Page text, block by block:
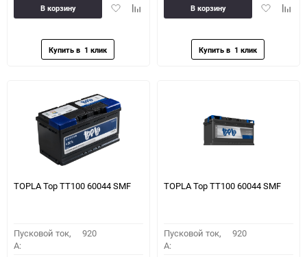
ДобавитьДобавить
В корзину
Добавить
В корзину
TOPLA Top TT100 60044 SMF
Пусковой ток,
A:
920
TOPLA Top TT100 60044 SMF
Пусковой ток,
A:
920